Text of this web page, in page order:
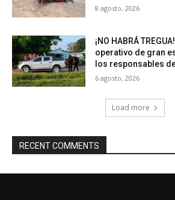
8 agosto, 2026
¡NO HABRÁ
operativo de gran
los responsables
6 agosto, 2026
Load more
RECENT COMMENTS